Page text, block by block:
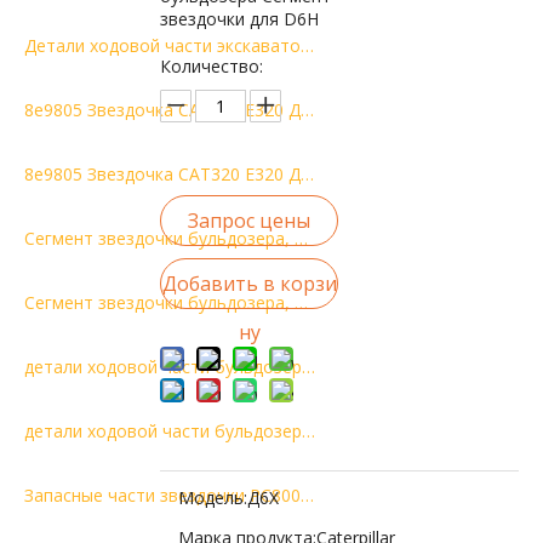
Детали ходовой части экскаватора DH220, высококачественная звездочка, цепная звездочка, приводная звездочка
8e9805 Звездочка CAT320 E320 Детали ходовой части экскаватора
8e9805 Звездочка CAT320 E320 Детали ходовой части экскаватора
Сегмент звездочки бульдозера, детали ходовой части бульдозера D355 195-27-12467
Сегмент звездочки бульдозера, детали ходовой части бульдозера D355 195-27-12467
детали ходовой части бульдозера D68 Группы сегментов сегмент звездочки
детали ходовой части бульдозера D68 Группы сегментов сегмент звездочки
Запасные части звездочки PC800 для экскаватора Звездочка PC800
звездочки для D6H
Количество:
Запрос цены
Добавить в корзи
ну
Модель:Д6Х
Марка продукта:Caterpillar